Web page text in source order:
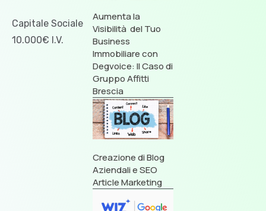
Capitale Sociale
10.000€ I.V.
Aumenta la
Visibilità del Tuo
Business
Immobiliare con
Degvoice: Il Caso di
Gruppo Affitti
Brescia
Creazione di Blog
Aziendali e SEO
Article Marketing